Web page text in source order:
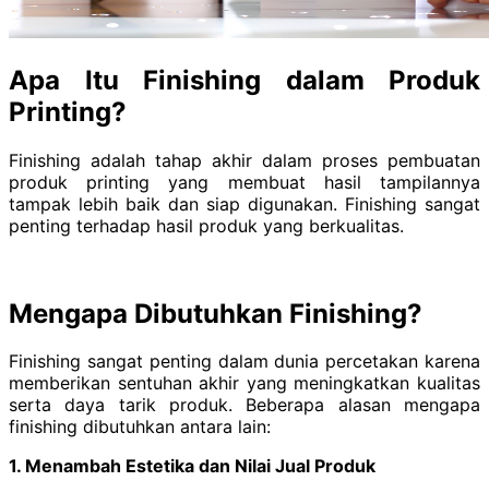
Apa Itu Finishing dalam Produk
Printing?
Finishing adalah tahap akhir dalam proses pembuatan
produk printing yang membuat hasil tampilannya
tampak lebih baik dan siap digunakan. Finishing sangat
penting terhadap hasil produk yang berkualitas.
Mengapa Dibutuhkan Finishing?
Finishing sangat penting dalam dunia percetakan karena
memberikan sentuhan akhir yang meningkatkan kualitas
serta daya tarik produk. Beberapa alasan mengapa
finishing dibutuhkan antara lain:
1. Menambah Estetika dan Nilai Jual Produk